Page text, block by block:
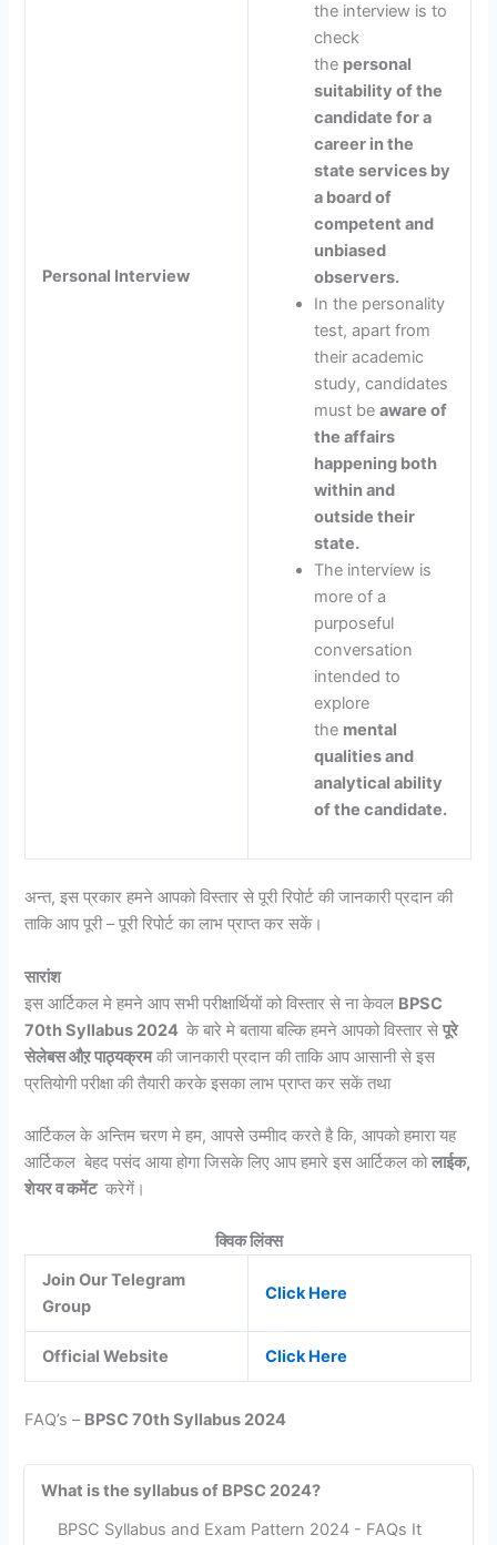
Personal Interview
the interview is to
check
the personal
suitability of the
candidate for a
career in the
state services by
a board of
competent and
unbiased
observers.
In the personality
test, apart from
their academic
study, candidates
must be aware of
the affairs
happening both
within and
outside their
state.
The interview is
more of a
purposeful
conversation
intended to
explore
the mental
qualities and
analytical ability
of the candidate.
अन्त, इस प्रकार हमने आपको विस्तार से पूरी रिपोर्ट की जानकारी प्रदान की
ताकि आप पूरी – पूरी रिपोर्ट का लाभ प्राप्त कर सकें।
सारांश
इस आर्टिकल मे हमने आप सभी परीक्षार्थियों को विस्तार से ना केवल BPSC
70th Syllabus 2024 के बारे मे बताया बल्कि हमने आपको विस्तार सेपूरे
सेलेबस औऱ पाठ्यक्रमकी जानकारी प्रदान की ताकि आप आसानी से इस
प्रतियोगी परीक्षा की तैयारी करके इसका लाभ प्राप्त कर सकें तथा
आर्टिकल के अन्तिम चरण मे हम, आपसेे उम्मीाद करते है कि, आपको हमारा यह
आर्टिकल बेहद पसंद आया होगा जिसके लिए आप हमारे इस आर्टिकल कोलाईक,
शेयर व कमेंट करेगें।
क्विक लिंक्स
Join Our Telegram
Group
Click Here
Official Website Click Here
FAQ’s – BPSC 70th Syllabus 2024
What is the syllabus of BPSC 2024?
BPSC Syllabus and Exam Pattern 2024 - FAQs It